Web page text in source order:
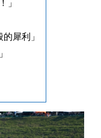
」
犀利」